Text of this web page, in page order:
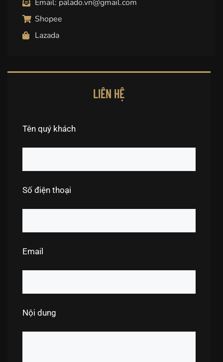
Email: palado.vn@gmail.com
Shopee
Lazada
LIÊN HỆ
Tên quý khách
Số điện thoại
Email
Nội dung